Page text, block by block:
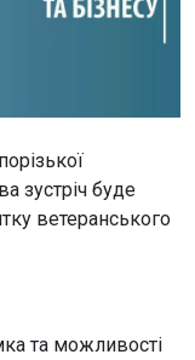
зустріч буде
ветеранського
та можливості